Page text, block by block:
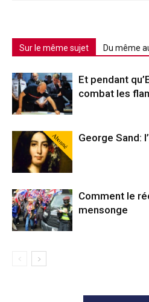
Sur le même sujet Du même
Et pendant
combat les
Abonné George Sand:
Comment le
mensonge